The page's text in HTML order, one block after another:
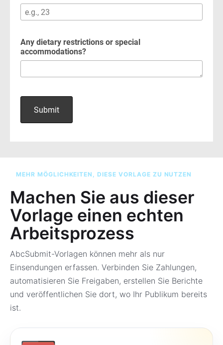
MEHR MÖGLICHKEITEN, DIESE VORLAGE ZU NUTZEN
Machen Sie aus dieser
Vorlage einen echten
Arbeitsprozess
AbcSubmit-Vorlagen können mehr als nur
Einsendungen erfassen. Verbinden Sie Zahlungen,
automatisieren Sie Freigaben, erstellen Sie Berichte
und veröffentlichen Sie dort, wo Ihr Publikum bereits
ist.